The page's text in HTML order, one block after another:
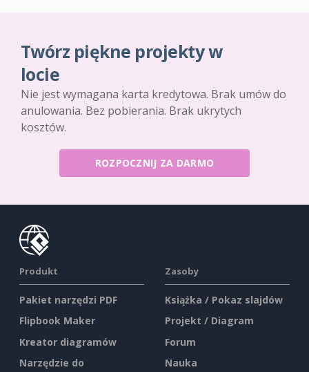
Twórz piękne projekty w
locie
Nie jest wymagana karta kredytowa. Brak umów do
anulowania. Bez pobierania. Brak ukrytych
kosztów.
ROZPOCZNIJ ZA DARMO
Produkt
Pakiet narzędzi PDF
Flipbook Maker
Kreator diagramów
Narzędzie do
Zasoby
Książka / Pokaz slajdów
Projekt / Diagram
Forum
Nauka